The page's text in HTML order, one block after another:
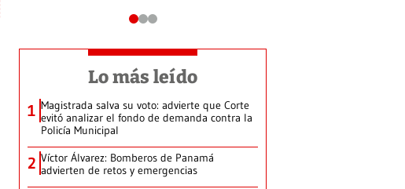
Lo más leído
1 Magistrada salva su voto: advierte que Corte
evitó analizar el fondo de demanda contra la
Policía Municipal
2 Víctor Álvarez: Bomberos de Panamá
advierten de retos y emergencias